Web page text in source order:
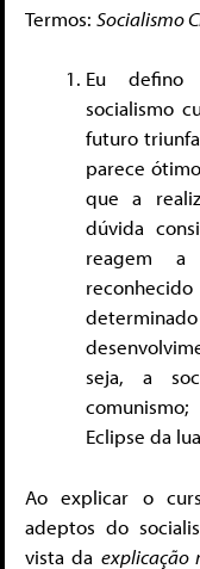
Termos: Socialismo
Eu defino
socialismo
futuro
parece
que a
dúvida
reagem a
seja, a
Eclipse da
Ao explicar o
adeptos do
vista da explicação